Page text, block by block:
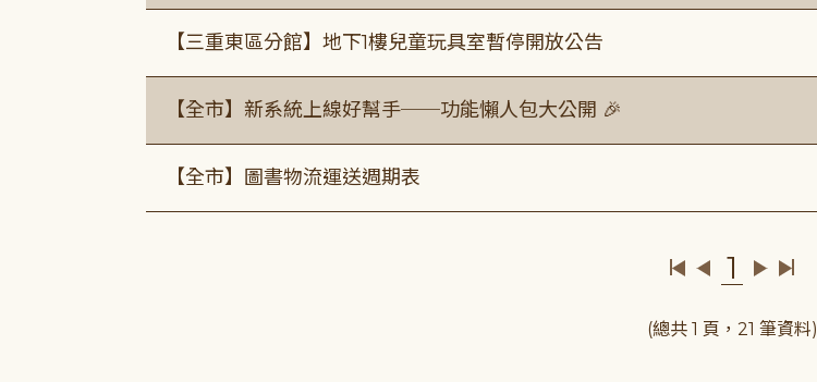
【三重東區分館】地下1樓兒童玩具室暫停開放公告
【全市】新系統上線好幫手──功能懶人包大公開 🎉
【全市】圖書物流運送週期表
1
(總共 1 頁，21 筆資料)